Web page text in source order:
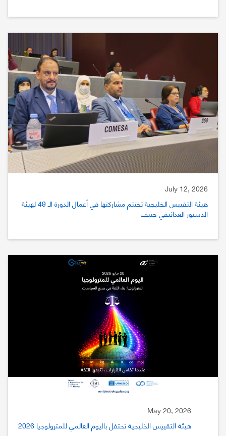
July 12, 2026
هيئة التقييس الخليجية تختتم مشاركتها في أعمال الدورة الـ 49 لهيئة
الدستور الغذائيفي جنيف
May 20, 2026
هيئة التقييس الخليجية تحتفل باليوم العالمي للمترولوجيا 2026